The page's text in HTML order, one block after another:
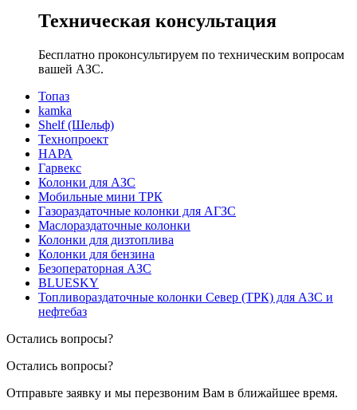
Техническая консультация
Бесплатно проконсультируем по техническим вопросам
вашей АЗС.
Топаз
kamka
Shelf (Шельф)
Технопроект
НАРА
Гарвекс
Колонки для АЗС
Мобильные мини ТРК
Газораздаточные колонки для АГЗС
Маслораздаточные колонки
Колонки для дизтоплива
Колонки для бензина
Безоператорная АЗС
BLUESKY
Топливораздаточные колонки Север (ТРК) для АЗС и
нефтебаз
Остались вопросы?
Остались вопросы?
Отправьте заявку и мы перезвоним Вам в ближайшее время.